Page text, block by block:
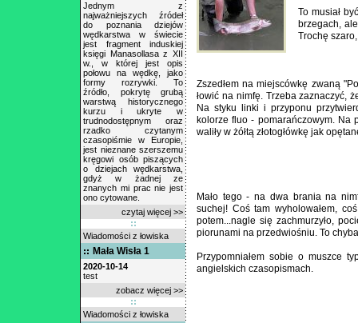
Jednym z
najważniejszych źródeł
do poznania dziejów
wędkarstwa w świecie
jest fragment induskiej
księgi Manasollasa z XII
w., w której jest opis
połowu na wędkę, jako
formy rozrywki. To
źródło, pokrytę grubą
warstwą historycznego
kurzu i ukryte w
trudnodostępnym oraz
rzadko czytanym
czasopiśmie w Europie,
jest nieznane szerszemu
kręgowi osób piszących
o dziejach wędkarstwa,
gdyż w żadnej ze
znanych mi prac nie jest
ono cytowane.
czytaj więcej >>
Wiadomości z łowiska
Mała Wisła 1
2020-10-14
test
zobacz więcej >>
Wiadomości z łowiska
To musiał
brzegach,
Trochę
Zszedłem na miejscówkę zwaną
łowić na nimfę. Trzeba zaznaczyć,
Na styku linki i przyponu
kolorze fluo - pomarańczowym. Na
waliły w żółtą złotogłówkę jak
Mało tego - na dwa brania na
suchej! Coś tam wyholowałem,
potem...nagle się zachmurzyło,
piorunami na przedwiośniu. To
Przypomniałem sobie o muszce
angielskich czasopismach.